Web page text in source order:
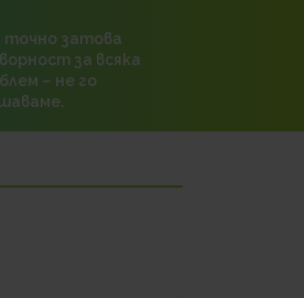
точно затова
за всяка
– не го